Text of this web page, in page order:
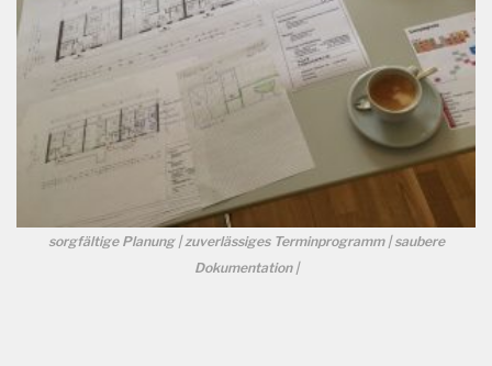
sorgfältige Planung | zuverlässiges Terminprogramm | saubere
Dokumentation |